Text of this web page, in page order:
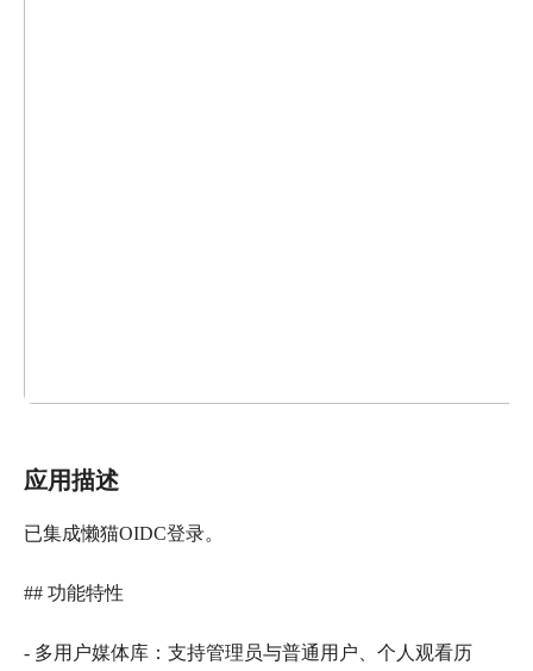
应用描述
已集成懒猫OIDC登录。
## 功能特性
- 多用户媒体库：支持管理员与普通用户、个人观看历